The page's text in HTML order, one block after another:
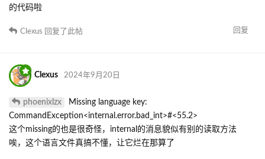
的代码啦
回复
Clexus 回复了此帖
Clexus 2024年9月20日
phoenixlzx
Missing language key:
CommandException<internal.error.bad_int>#<55.2>
这个missing的也是很奇怪，internal的消息貌似有别的读取方法
唉，这个语言文件真搞不懂，让它烂在那算了